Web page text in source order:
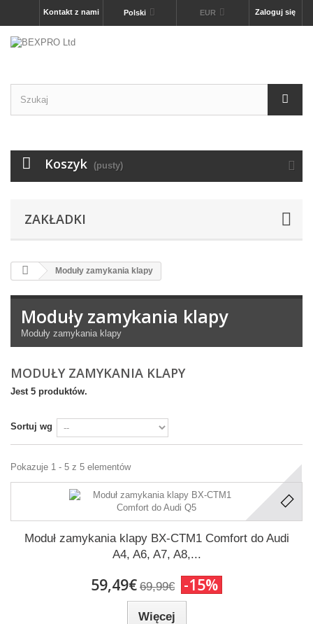
Zaloguj się
EUR
Polski
Kontakt z nami
Koszyk (pusty)
ZAKŁADKI
Moduły zamykania klapy
Moduły zamykania klapy
Moduły zamykania klapy
MODUŁY ZAMYKANIA KLAPY
Jest 5 produktów.
Sortuj wg
Pokazuje 1 - 5 z 5 elementów
Moduł zamykania klapy BX-CTM1 Comfort do Audi
A4, A6, A7, A8,...
59,49€ 69,99€ -15%
Więcej